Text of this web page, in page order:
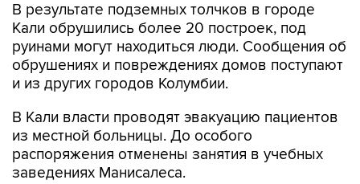
В результате подземных толчков в городе
Кали обрушились более 20 построек, под
руинами могут находиться люди. Сообщения об
обрушениях и повреждениях домов поступают
и из других городов Колумбии.
В Кали власти проводят эвакуацию пациентов
из местной больницы. До особого
распоряжения отменены занятия в учебных
заведениях Манисалеса.